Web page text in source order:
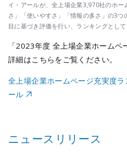
イ・アールが、全上場企業3,970社のホー
さ」「使いやすさ」「情報の多さ」の3
目に基づき評価を行い、ランキングとして
「2023年度 全上場企業ホーム
詳細はこちらをご覧ください。
全上場企業ホームページ充実度
ール
ニュースリリース